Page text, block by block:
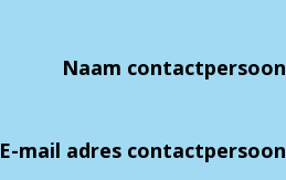
Naam contactpersoon
E-mail adres contactpersoon